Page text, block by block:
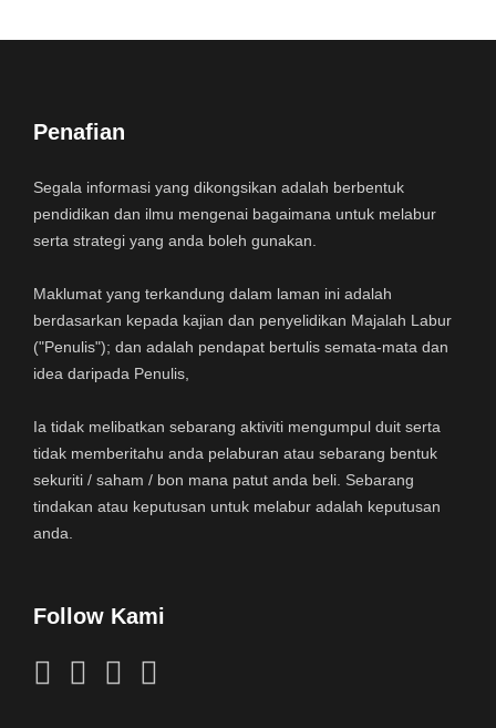
Penafian
Segala informasi yang dikongsikan adalah berbentuk
pendidikan dan ilmu mengenai bagaimana untuk melabur
serta strategi yang anda boleh gunakan.
Maklumat yang terkandung dalam laman ini adalah
berdasarkan kepada kajian dan penyelidikan Majalah Labur
("Penulis"); dan adalah pendapat bertulis semata-mata dan
idea daripada Penulis,
Ia tidak melibatkan sebarang aktiviti mengumpul duit serta
tidak memberitahu anda pelaburan atau sebarang bentuk
sekuriti / saham / bon mana patut anda beli. Sebarang
tindakan atau keputusan untuk melabur adalah keputusan
anda.
Follow Kami